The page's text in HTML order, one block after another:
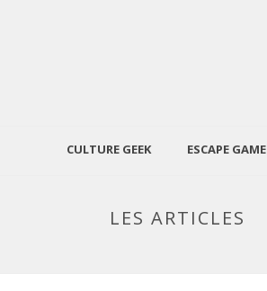
CULTURE GEEK ESCAPE GAME
LES ARTICLES